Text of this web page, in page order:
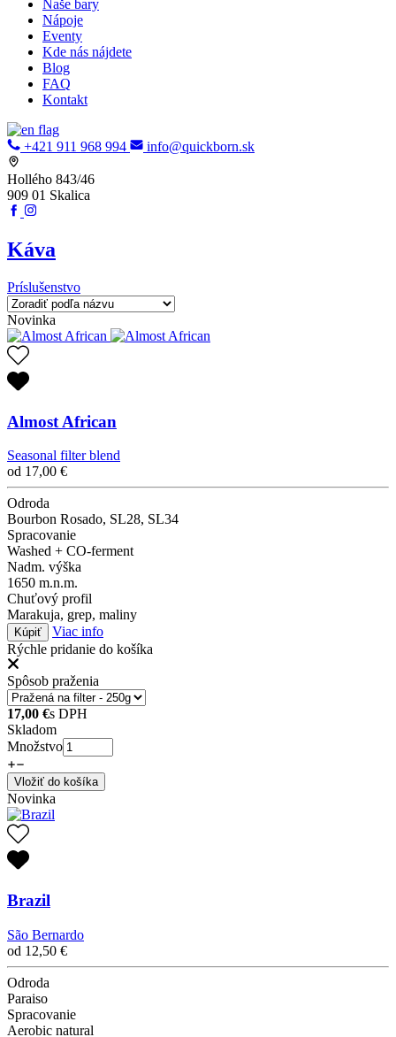
Naše bary
Nápoje
Eventy
Kde nás nájdete
Blog
FAQ
Kontakt
+421 911 968 994 info@quickborn.sk
Hollého 843/46
909 01 Skalica
Káva
Príslušenstvo
Novinka
Almost African
Seasonal filter blend
od 17,00 €
Odroda
Bourbon Rosado, SL28, SL34
Spracovanie
Washed + CO-ferment
Nadm. výška
1650 m.n.m.
Chuťový profil
Marakuja, grep, maliny
Kúpiť
Viac info
Rýchle pridanie do košíka
Spôsob praženia
17,00 €s DPH
Skladom
Množstvo
Vložiť do košíka
Novinka
Brazil
São Bernardo
od 12,50 €
Odroda
Paraiso
Spracovanie
Aerobic natural